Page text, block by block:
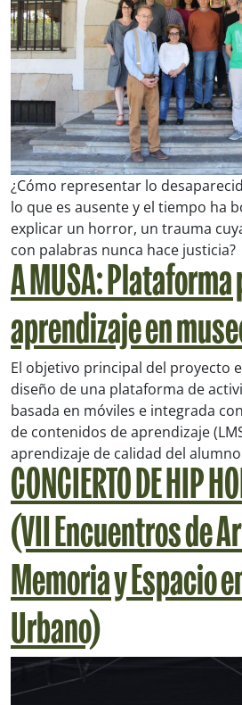
¿Cómo representar lo
lo que es ausente y el tiempo ha
explicar un horror, un trauma
con palabras nunca hace justicia?
A MUSA: Plataforma
aprendizaje en
El objetivo principal del proyecto
diseño de una plataforma de
basada en móviles e integrada
de contenidos de aprendizaje
aprendizaje de calidad del
CONCIERTO DE HIP
(VII Encuentros de
Memoria y Espacio
Urbano)